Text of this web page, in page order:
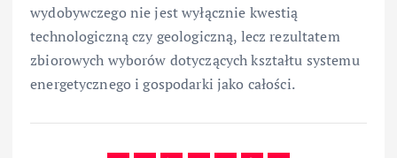
wydobywczego nie jest wyłącznie kwestią
technologiczną czy geologiczną, lecz rezultatem
zbiorowych wyborów dotyczących kształtu systemu
energetycznego i gospodarki jako całości.